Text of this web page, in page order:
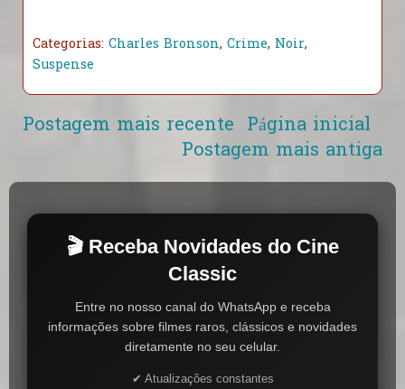
Categorias: Charles Bronson, Crime, Noir,
Suspense
Postagem mais recente
Postagem mais antiga
Página inicial
🎬 Receba Novidades do Cine
Classic
Entre no nosso canal do WhatsApp e receba
informações sobre filmes raros, clássicos e novidades
diretamente no seu celular.
✔ Atualizações constantes